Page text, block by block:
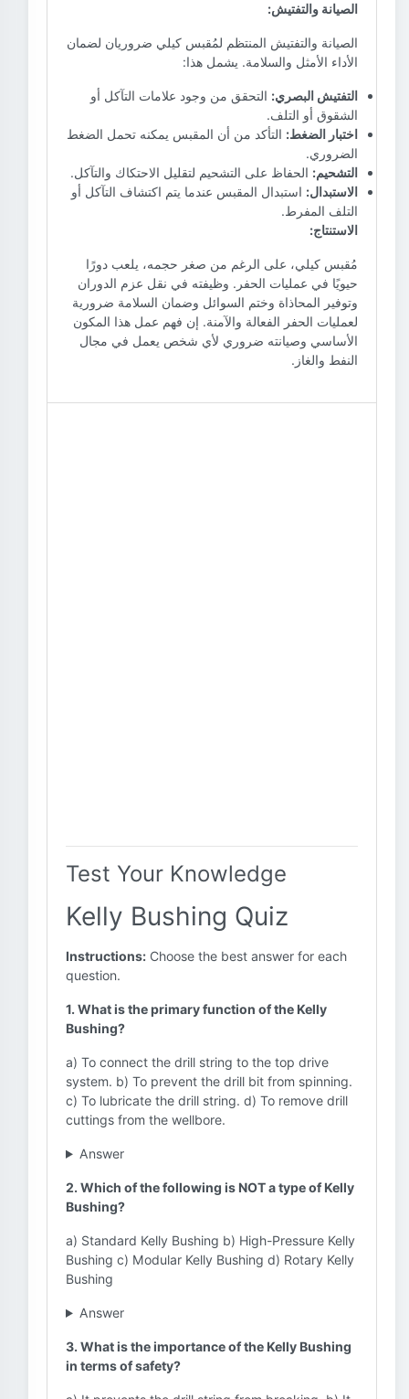
الصيانة والتفتيش:
الصيانة والتفتيش المنتظم لمُقبس كيلي ضروريان لضمان
الأداء الأمثل والسلامة. يشمل هذا:
التفتيش البصري: التحقق من وجود علامات التآكل أو
الشقوق أو التلف.
اختبار الضغط: التأكد من أن المقبس يمكنه تحمل الضغط
الضروري.
التشحيم: الحفاظ على التشحيم لتقليل الاحتكاك والتآكل.
الاستبدال: استبدال المقبس عندما يتم اكتشاف التآكل أو
التلف المفرط.
الاستنتاج:
مُقبس كيلي، على الرغم من صغر حجمه، يلعب دورًا
حيويًا في عمليات الحفر. وظيفته في نقل عزم الدوران
وتوفير المحاذاة وختم السوائل وضمان السلامة ضرورية
لعمليات الحفر الفعالة والآمنة. إن فهم عمل هذا المكون
الأساسي وصيانته ضروري لأي شخص يعمل في مجال
النفط والغاز.
Test Your Knowledge
Kelly Bushing Quiz
Instructions: Choose the best answer for each
question.
1. What is the primary function of the Kelly
Bushing?
a) To connect the drill string to the top drive
system. b) To prevent the drill bit from spinning.
c) To lubricate the drill string. d) To remove drill
cuttings from the wellbore.
Answer
2. Which of the following is NOT a type of Kelly
Bushing?
a) Standard Kelly Bushing b) High-Pressure Kelly
Bushing c) Modular Kelly Bushing d) Rotary Kelly
Bushing
Answer
3. What is the importance of the Kelly Bushing
in terms of safety?